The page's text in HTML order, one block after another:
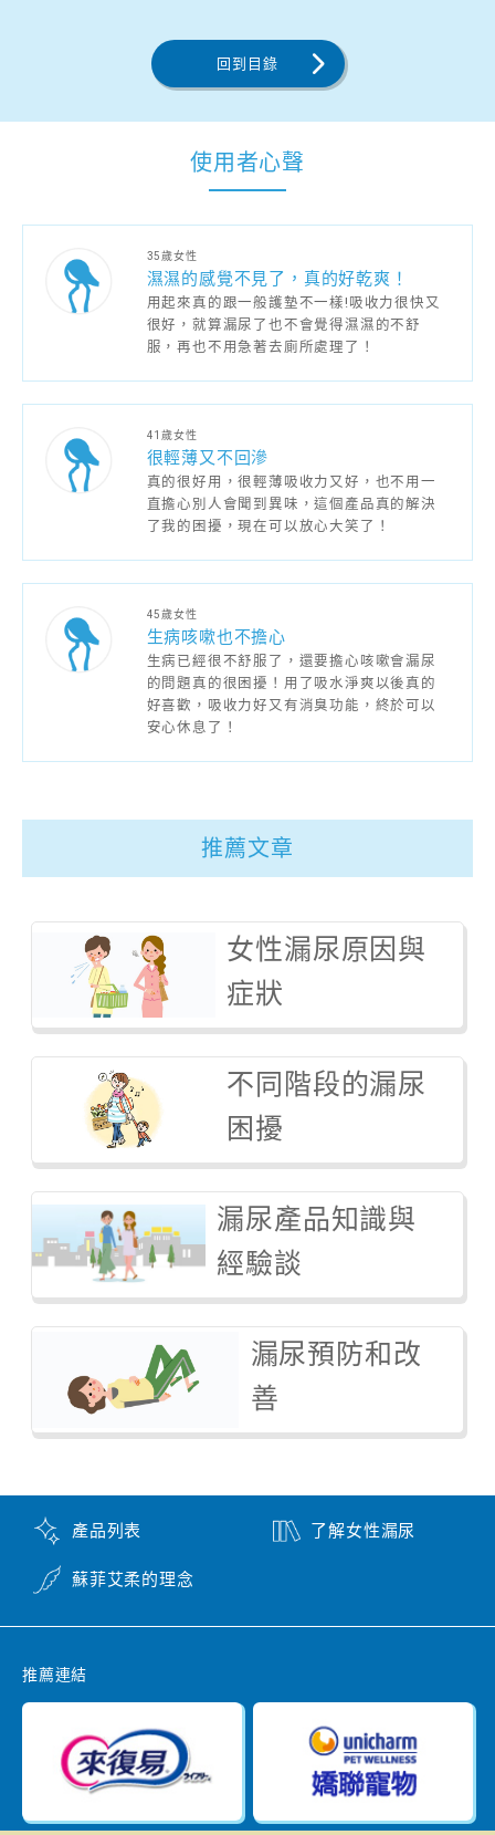
回到目錄
使用者心聲
35歲女性
濕濕的感覺不見了，真的好乾爽！
用起來真的跟一般護墊不一樣!吸收力很快又
很好，就算漏尿了也不會覺得濕濕的不舒
服，再也不用急著去廁所處理了！
41歲女性
很輕薄又不回滲
真的很好用，很輕薄吸收力又好，也不用一
直擔心別人會聞到異味，這個產品真的解決
了我的困擾，現在可以放心大笑了！
45歲女性
生病咳嗽也不擔心
生病已經很不舒服了，還要擔心咳嗽會漏尿
的問題真的很困擾！用了吸水淨爽以後真的
好喜歡，吸收力好又有消臭功能，終於可以
安心休息了！
推薦文章
女性漏尿原因與
症狀
不同階段的漏尿
困擾
漏尿產品知識與
經驗談
漏尿預防和改
善
產品列表 了解女性漏尿
蘇菲艾柔的理念
推薦連結